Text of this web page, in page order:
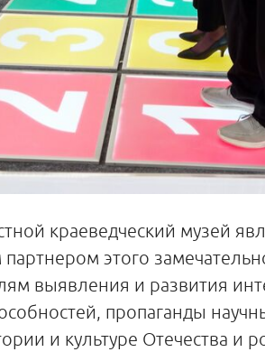
краеведческий музей
этого
выявления и развития
пропаганды
и культуре Отечества и